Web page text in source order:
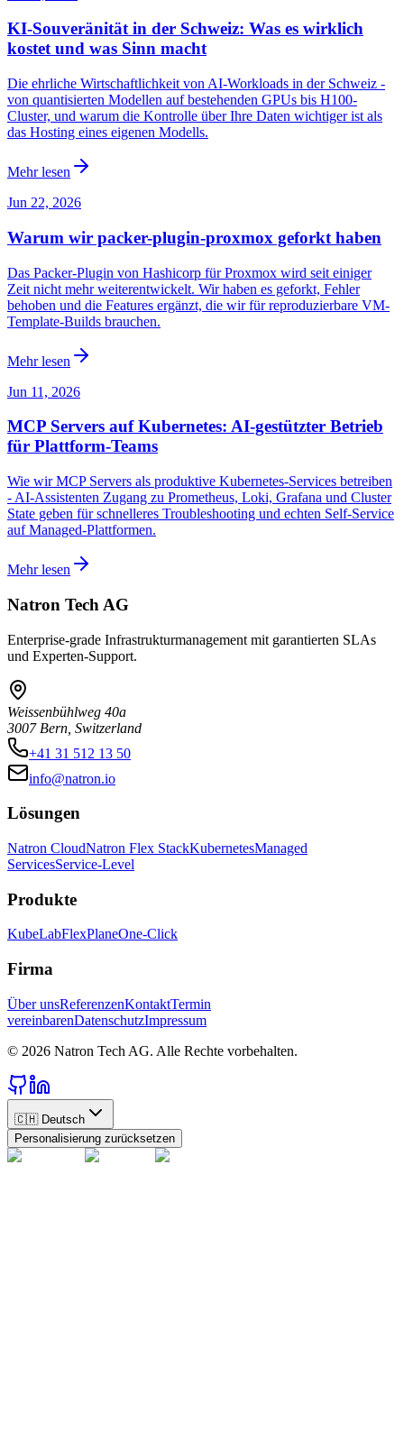
KI-Souveränität in der Schweiz: Was es wirklich
kostet und was Sinn macht
Die ehrliche Wirtschaftlichkeit von AI-Workloads in der Schweiz -
von quantisierten Modellen auf bestehenden GPUs bis H100-
Cluster, und warum die Kontrolle über Ihre Daten wichtiger ist als
das Hosting eines eigenen Modells.
Mehr lesen
Jun 22, 2026
Warum wir packer-plugin-proxmox geforkt haben
Das Packer-Plugin von Hashicorp für Proxmox wird seit einiger
Zeit nicht mehr weiterentwickelt. Wir haben es geforkt, Fehler
behoben und die Features ergänzt, die wir für reproduzierbare VM-
Template-Builds brauchen.
Mehr lesen
Jun 11, 2026
MCP Servers auf Kubernetes: AI-gestützter Betrieb
für Plattform-Teams
Wie wir MCP Servers als produktive Kubernetes-Services betreiben
- AI-Assistenten Zugang zu Prometheus, Loki, Grafana und Cluster
State geben für schnelleres Troubleshooting und echten Self-Service
auf Managed-Plattformen.
Mehr lesen
Natron Tech AG
Enterprise-grade Infrastrukturmanagement mit garantierten SLAs
und Experten-Support.
Weissenbühlweg 40a
3007 Bern, Switzerland
+41 31 512 13 50
info@natron.io
Lösungen
Natron CloudNatron Flex StackKubernetesManaged
ServicesService-Level
Produkte
KubeLabFlexPlaneOne-Click
Firma
Über unsReferenzenKontaktTermin
vereinbarenDatenschutzImpressum
© 2026 Natron Tech AG. Alle Rechte vorbehalten.
🇨🇭 Deutsch
Personalisierung zurücksetzen